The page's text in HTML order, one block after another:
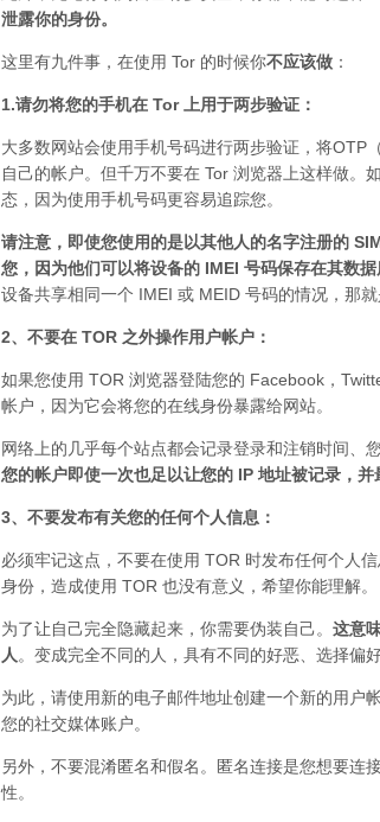
泄露你的身份。
这里有九件事，在使用 Tor 的时候你不应该做 ：
1.请勿将您的手机在 Tor 上用于两步验证：
大多数网站会使用手机号码进行两步验证，将OTP
自己的帐户。但千万不要在 Tor 浏览器上这样做。
态，因为使用手机号码更容易追踪您。
请注意，即使您使用的是以其他人的名字注册的
您，因为他们可以将设备的 IMEI 号码保存在其数据
设备共享相同一个 IMEI 或 MEID 号码的情况，那就
2、不要在 TOR 之外操作用户帐户：
如果您使用 TOR 浏览器登陆您的 Facebook，
帐户，因为它会将您的在线身份暴露给网站。
网络上的几乎每个站点都会记录登录和注销时间、
您的帐户即使一次也足以让您的 IP 地址被记录，并
3、不要发布有关您的任何个人信息：
必须牢记这点，不要在使用 TOR 时发布任何个人
身份，造成使用 TOR 也没有意义，希望你能理解。
为了让自己完全隐藏起来，你需要伪装自己。 这意
人 。 变成完全不同的人，具有不同的好恶、选择偏
为此，请使用新的电子邮件地址创建一个新的用户
您的社交媒体账户。
另外，不要混淆匿名和假名。匿名连接是您想要连
性。